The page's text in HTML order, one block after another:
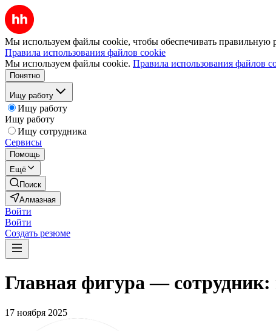
Мы используем файлы cookie, чтобы обеспечивать правильную
Правила использования файлов cookie
Мы используем файлы cookie. Правила использования файлов
Понятно
Ищу работу
Ищу работу
Ищу работу
Ищу сотрудника
Сервисы
Помощь
Ещё
Поиск
Алмазная
Войти
Войти
Создать резюме
Главная фигура — сотрудник:
17 ноября 2025